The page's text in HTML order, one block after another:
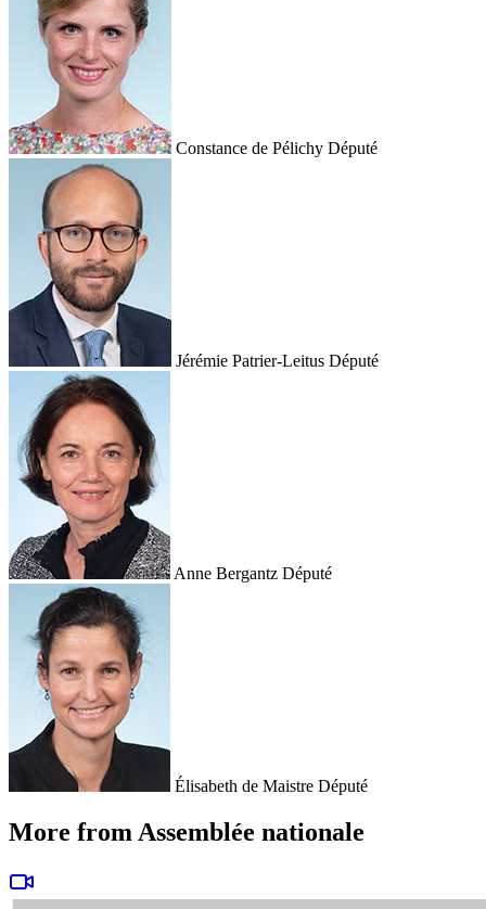
Constance de Pélichy Député
Jérémie Patrier-Leitus Député
Anne Bergantz Député
Élisabeth de Maistre Député
More from Assemblée nationale